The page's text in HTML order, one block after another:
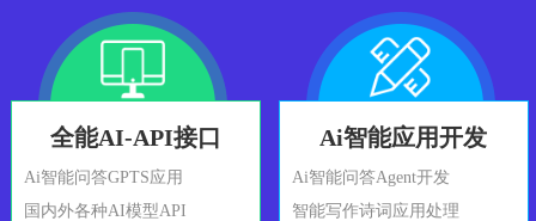
全能AI-API接口
Ai智能问答GPTS应用
国内外各种AI模型API
Ai智能应用开发
Ai智能问答Agent开发
智能写作诗词应用处理